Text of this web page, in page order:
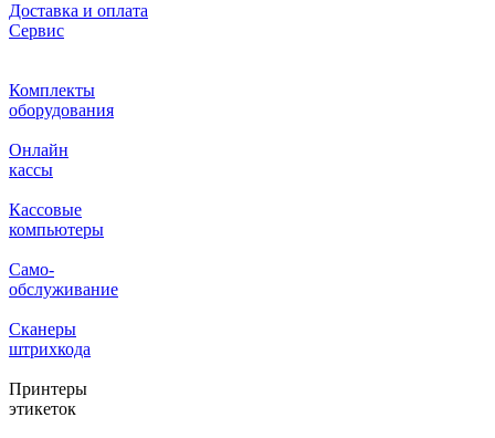
Доставка и оплата
Сервис
Комплекты
оборудования
Онлайн
кассы
Кассовые
компьютеры
Само-
обслуживание
Сканеры
штрихкода
Принтеры
этикеток